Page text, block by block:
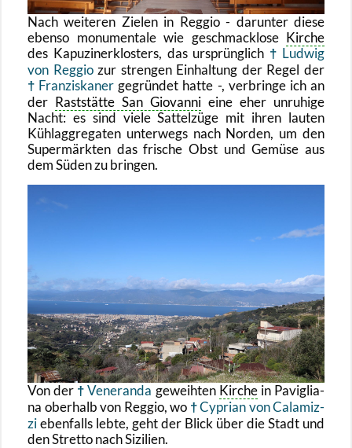
Nach wei­te­ren Zie­len in Reg­gio - dar­un­ter diese
eben­so mo­nu­men­ta­le wie ge­schmack­lo­se Kir­che
des Ka­pu­zi­ner­klos­ters, das ur­sprüng­lich
Lud­wig
von Reg­giozur stren­gen Ein­hal­tung der Regel der
Fran­zis­ka­ner ge­grün­det hatte -, ver­brin­ge ich an
der Rast­stät­te San Gio­van­ni eine eher un­ru­hi­ge
Nacht: es sind viele Sat­tel­zü­ge mit ihren lau­ten
Kühl­ag­gre­ga­ten un­ter­wegs nach Nor­den, um den
Su­per­märk­ten das fri­sche Obst und Ge­mü­se aus
dem Süden zu brin­gen.
Von der Ve­neran­da ge­weih­ten Kir­chein Pa­viglia­
na ober­halb von Reg­gio, wo
Cy­pri­an von Ca­la­mi­z­
zieben­falls lebte, geht der Blick über die Stadt und
den Stret­to nach Si­zi­li­en.